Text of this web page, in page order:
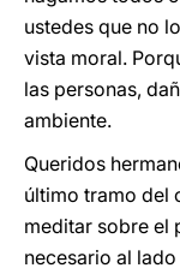
ustedes que no
vista moral.
las personas,
ambiente.
Queridos
último tramo del
meditar sobre el
necesario al